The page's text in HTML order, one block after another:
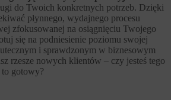
do Twoich konkretnych potrzeb. Dzięki
płynnego, wydajnego procesu
zfokusowanej na osiągnięciu Twojego
się na podniesienie poziomu swojej
i sprawdzonym w biznesowym
rzesze nowych klientów – czy jesteś tego
to gotowy?